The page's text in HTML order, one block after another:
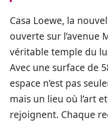
Casa Loewe, la
ouverte sur l’avenue
véritable temple du
Avec une surface de
espace n’est pas
mais un lieu où l’art
rejoignent. Chaque